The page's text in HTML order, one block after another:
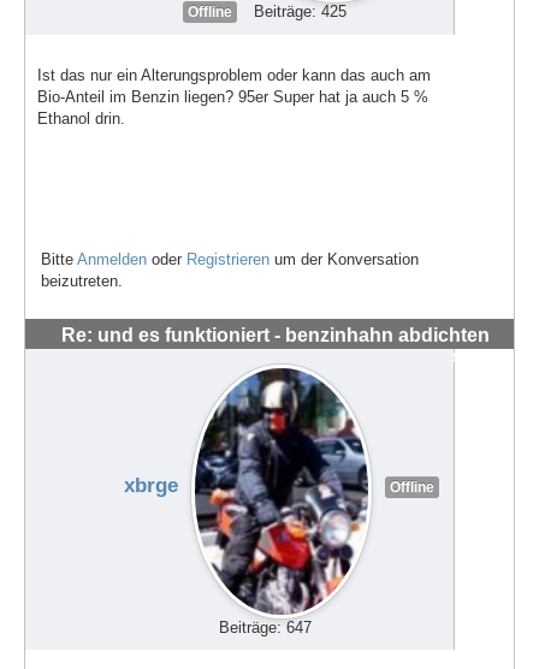
Offline Beiträge: 425
Ist das nur ein Alterungsproblem oder kann das auch am
Bio-Anteil im Benzin liegen? 95er Super hat ja auch 5 %
Ethanol drin.
Bitte Anmelden oder Registrieren um der Konversation
beizutreten.
Re: und es funktioniert - benzinhahn abdichten
#56283
xbrge Offline
Beiträge: 647